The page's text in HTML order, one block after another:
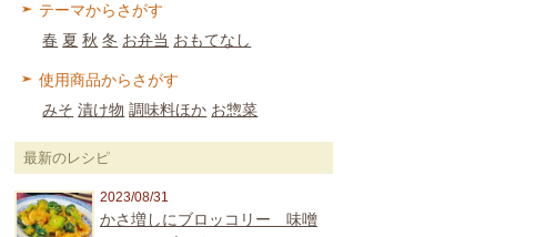
テーマからさがす
春 夏 秋 冬 お弁当 おもてなし
使用商品からさがす
みそ 漬け物 調味料ほか お惣菜
最新のレシピ
2023/08/31
かさ増しにブロッコリー 味噌